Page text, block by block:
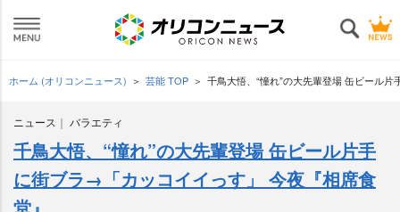
ホーム (オリコンニュース) 芸能 TOP 千鳥大悟、“憧れ”の大先輩登場 缶ビール
ニュース バラエティ
千鳥大悟、“憧れ”の大先輩登場 缶ビール片手
に街ブラ→「カッコイイっす」 今夜『相席食